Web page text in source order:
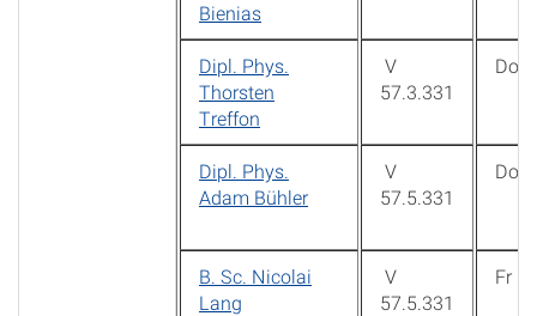
Bienias
Dipl. Phys.
Thorsten
Treffon
V
57.3.331
Do
Dipl. Phys.
Adam Bühler
V
57.5.331
Do
B. Sc. Nicolai
Lang
V
57.5.331
Fr